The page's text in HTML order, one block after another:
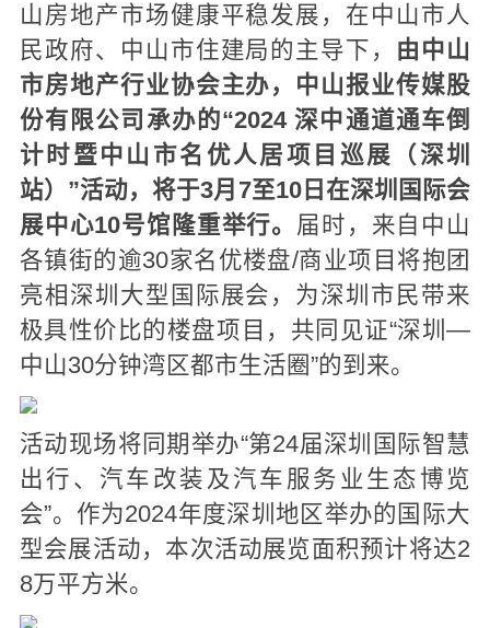
山房地产市场健康平稳发展，在中山市人
民政府、中山市住建局的主导下， 由中山
市房地产行业协会主办，中山报业传媒股
份有限公司承办的“2024 深中通道通车倒
计时暨中山市名优人居项目巡展（深圳
站）”活动，将于3月7至10日在深圳国际会
展中心10号馆隆重举行。 届时，来自中山
各镇街的逾30家名优楼盘/商业项目将抱团
亮相深圳大型国际展会，为深圳市民带来
极具性价比的楼盘项目，共同见证“深圳—
中山30分钟湾区都市生活圈”的到来。
活动现场将同期举办“第24届深圳国际智慧
出行、汽车改装及汽车服务业生态博览
会”。作为2024年度深圳地区举办的国际大
型会展活动，本次活动展览面积预计将达2
8万平方米。